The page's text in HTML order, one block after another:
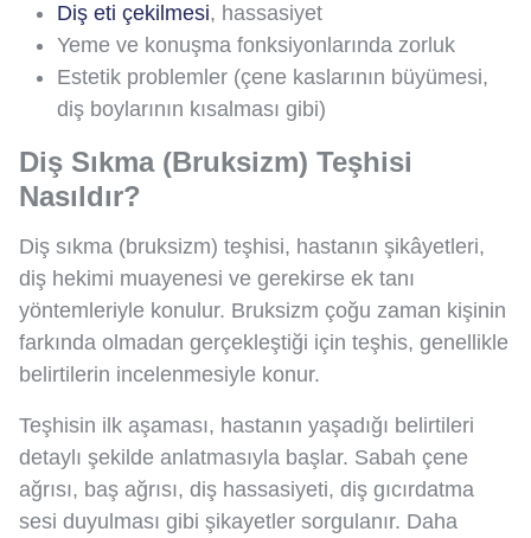
Diş eti çekilmesi, hassasiyet
Yeme ve konuşma fonksiyonlarında zorluk
Estetik problemler (çene kaslarının büyümesi,
diş boylarının kısalması gibi)
Diş Sıkma (Bruksizm) Teşhisi
Nasıldır?
Diş sıkma (bruksizm) teşhisi, hastanın şikâyetleri,
diş hekimi muayenesi ve gerekirse ek tanı
yöntemleriyle konulur. Bruksizm çoğu zaman kişinin
farkında olmadan gerçekleştiği için teşhis, genellikle
belirtilerin incelenmesiyle konur.
Teşhisin ilk aşaması, hastanın yaşadığı belirtileri
detaylı şekilde anlatmasıyla başlar. Sabah çene
ağrısı, baş ağrısı, diş hassasiyeti, diş gıcırdatma
sesi duyulması gibi şikayetler sorgulanır. Daha